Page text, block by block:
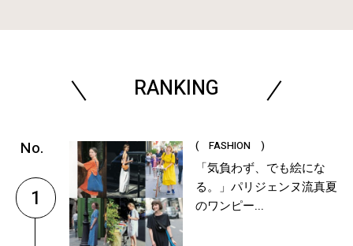
RANKING
1
( FASHION )
「気負わず、でも絵にな
る。」パリジェンヌ流真夏
のワンピー...